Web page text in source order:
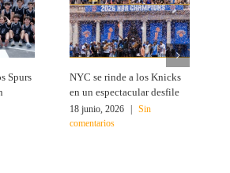
Spurs
NYC se rinde a los Knicks
en un espectacular desfile
18 junio, 2026 |
Sin
comentarios